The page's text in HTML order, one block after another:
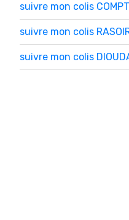
suivre mon colis
suivre mon colis
suivre mon colis